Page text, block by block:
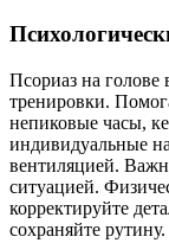
Псориаз на голове
тренировки.
непиковые часы,
индивидуальные
вентиляцией.
ситуацией.
корректируйте
сохраняйте рутину.